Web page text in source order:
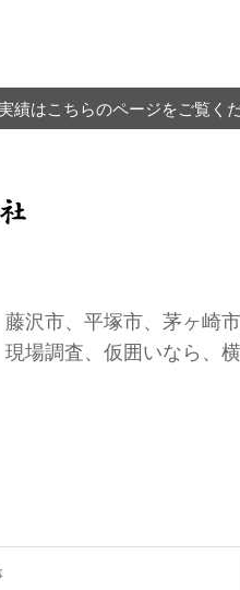
績はこちらのページをご覧くだ
沢市、平塚市、茅ヶ崎
場調査、仮囲いなら、